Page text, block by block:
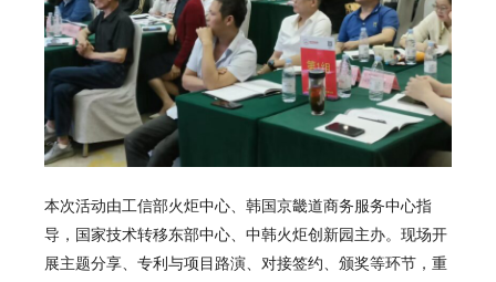
本次活动由工信部火炬中心、韩国京畿道商务服务中心指
导，国家技术转移东部中心、中韩火炬创新园主办。现场开
展主题分享、专利与项目路演、对接签约、颁奖等环节，重